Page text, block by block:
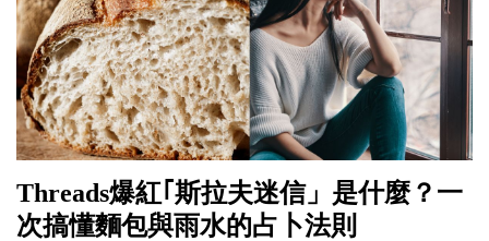
Threads爆紅｢斯拉夫迷信」是什麼？一
次搞懂麵包與雨水的占卜法則